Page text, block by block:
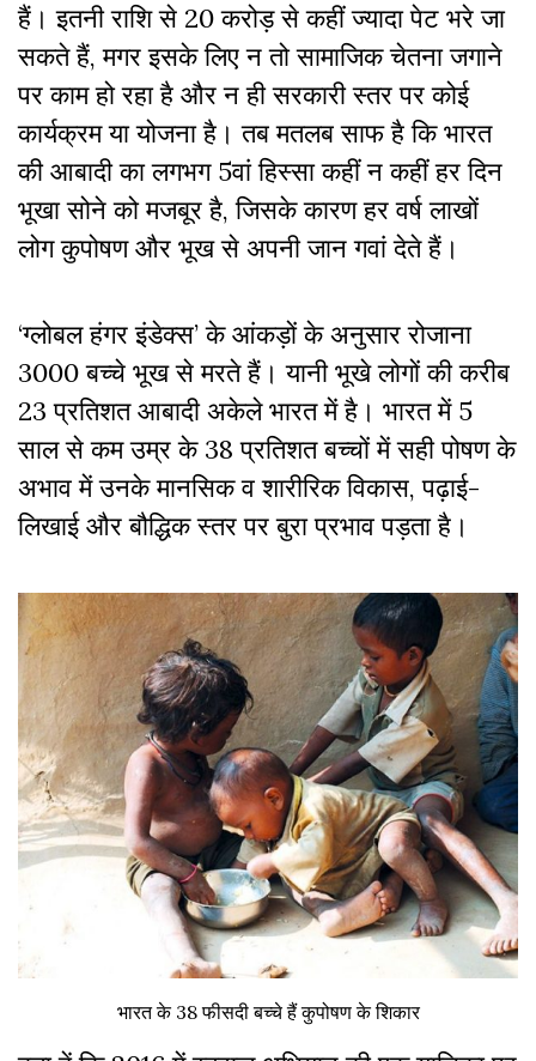
हैं। इतनी राशि से 20 करोड़ से कहीं ज्यादा पेट भरे जा
सकते हैं, मगर इसके लिए न तो सामाजिक चेतना जगाने
पर काम हो रहा है और न ही सरकारी स्तर पर कोई
कार्यक्रम या योजना है। तब मतलब साफ है कि भारत
की आबादी का लगभग 5वां हिस्सा कहीं न कहीं हर दिन
भूखा सोने को मजबूर है, जिसके कारण हर वर्ष लाखों
लोग कुपोषण और भूख से अपनी जान गवां देते हैं।
‘ग्लोबल हंगर इंडेक्स’ के आंकड़ों के अनुसार रोजाना
3000 बच्चे भूख से मरते हैं। यानी भूखे लोगों की करीब
23 प्रतिशत आबादी अकेले भारत में है। भारत में 5
साल से कम उम्र के 38 प्रतिशत बच्चों में सही पोषण के
अभाव में उनके मानसिक व शारीरिक विकास, पढ़ाई-
लिखाई और बौद्धिक स्तर पर बुरा प्रभाव पड़ता है।
भारत के 38 फीसदी बच्चे हैं कुपोषण के शिकार